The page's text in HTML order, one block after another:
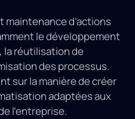
maintenance d’actions
le développement
la réutilisation de
des processus.
sur la manière de créer
adaptées aux
l’entreprise.